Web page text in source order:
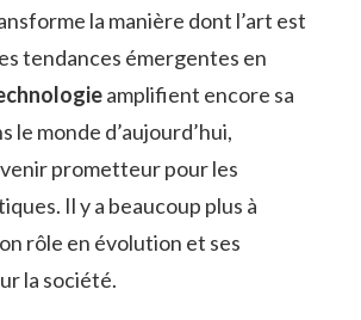
la manière dont l’art est
tendances émergentes en
amplifient encore sa
le monde d’aujourd’hui,
prometteur pour les
Il y a beaucoup plus à
rôle en évolution et ses
la société.